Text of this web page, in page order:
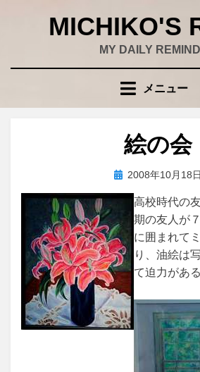
MICHIKO'S
MY DAILY
メニュー
絵の会
投稿者wad
投 2008年10月18日
高校時代の
期の友人が
に囲まれて
り、油絵は
て迫力があ